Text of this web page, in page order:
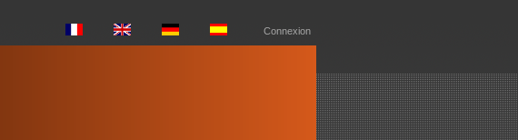
Connexion